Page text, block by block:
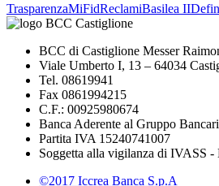
TrasparenzaMiFidReclamiBasilea II
BCC di Castiglione Messer
Viale Umberto I, 13 – 64034
Tel. 08619941
Fax 0861994215
C.F.: 00925980674
Banca Aderente al Gruppo
Partita IVA 15240741007
Soggetta alla vigilanza di IVASS
©2017 Iccrea Banca S.p.A